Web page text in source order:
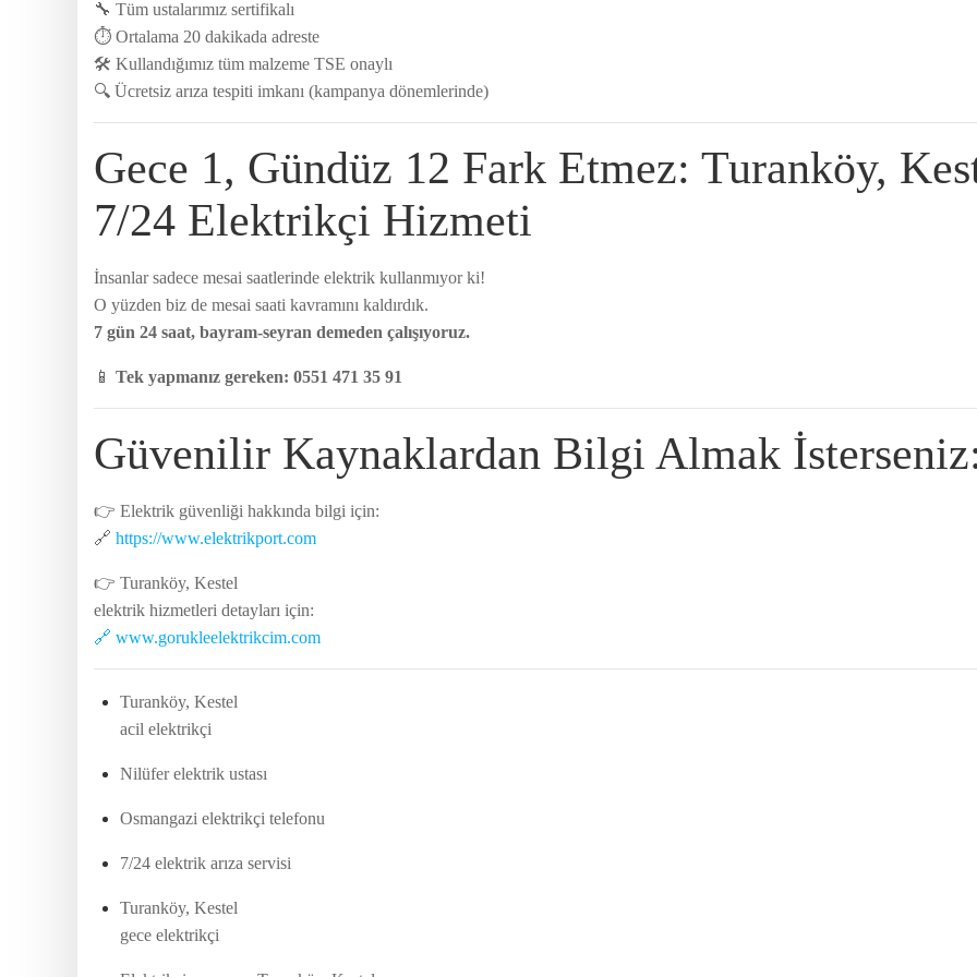
🔧 Tüm ustalarımız sertifikalı
⏱ Ortalama 20 dakikada adreste
🛠️ Kullandığımız tüm malzeme TSE onaylı
🔍 Ücretsiz arıza tespiti imkanı (kampanya dönemlerinde)
Gece 1, Gündüz 12 Fark Etmez: Turanköy,
7/24 Elektrikçi Hizmeti
İnsanlar sadece mesai saatlerinde elektrik kullanmıyor ki!
O yüzden biz de mesai saati kavramını kaldırdık.
7 gün 24 saat, bayram-seyran demeden çalışıyoruz.
📱 Tek yapmanız gereken: 0551 471 35 91
Güvenilir Kaynaklardan Bilgi Almak
👉 Elektrik güvenliği hakkında bilgi için:
🔗 https://www.elektrikport.com
👉 Turanköy, Kestel
elektrik hizmetleri detayları için:
🔗 www.gorukleelektrikcim.com
Turanköy, Kestel
acil elektrikçi
Nilüfer elektrik ustası
Osmangazi elektrikçi telefonu
7/24 elektrik arıza servisi
Turanköy, Kestel
gece elektrikçi